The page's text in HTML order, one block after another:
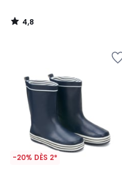
4,8
/
-20% DÈS 2*